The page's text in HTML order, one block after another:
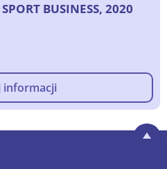
BUSINESS, 2020
informacji